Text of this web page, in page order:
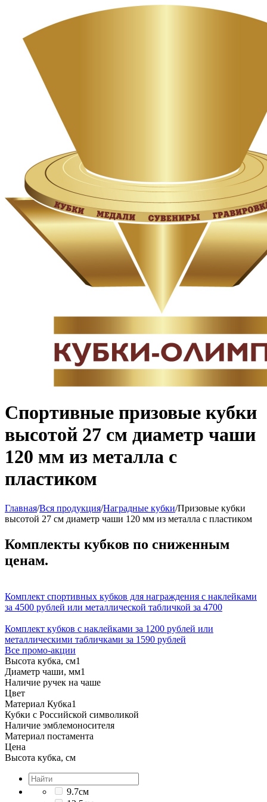
Спортивные призовые кубки
высотой 27 см диаметр чаши
120 мм из металла с
пластиком
Главная/Вся продукция/Наградные кубки/Призовые кубки
высотой 27 см диаметр чаши 120 мм из металла с пластиком
Комплекты кубков по сниженным
ценам.
Комплект спортивных кубков для награждения с наклейками
за 4500 рублей или металлической табличкой за 4700
Комплект кубков с наклейками за 1200 рублей или
металлическими табличками за 1590 рублей
Все промо-акции
Высота кубка, см1
Диаметр чаши, мм1
Наличие ручек на чаше
Цвет
Материал Кубка1
Кубки с Российской символикой
Наличие эмблемоносителя
Материал постамента
Цена
Высота кубка, см
9.7см